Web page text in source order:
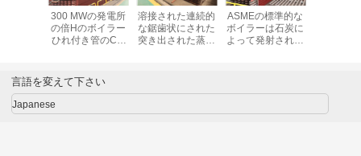
300 MWの発電所
の倍Hのボイラー
ひれ付き管のCfb
溶接された連続的
な鋸歯状にされた
突き出された蒸気
ASMEの標準的な
ボイラーは石炭に
よって発射される
言語を変えて下さい
Japanese